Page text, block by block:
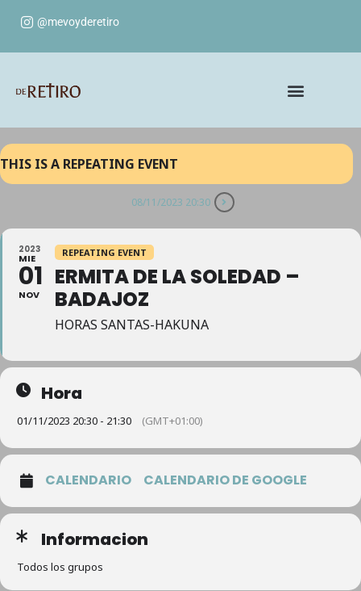
@mevoyderetiro
THIS IS A REPEATING EVENT
08/11/2023 20:30
2023
MIE
01
NOV
REPEATING EVENT
ERMITA DE LA SOLEDAD –
BADAJOZ
HORAS SANTAS-HAKUNA
Hora
01/11/2023 20:30 - 21:30 (GMT+01:00)
CALENDARIO CALENDARIO DE GOOGLE
Informacion
Todos los grupos